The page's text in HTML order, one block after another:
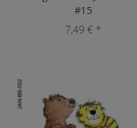
#15
7,49 € *